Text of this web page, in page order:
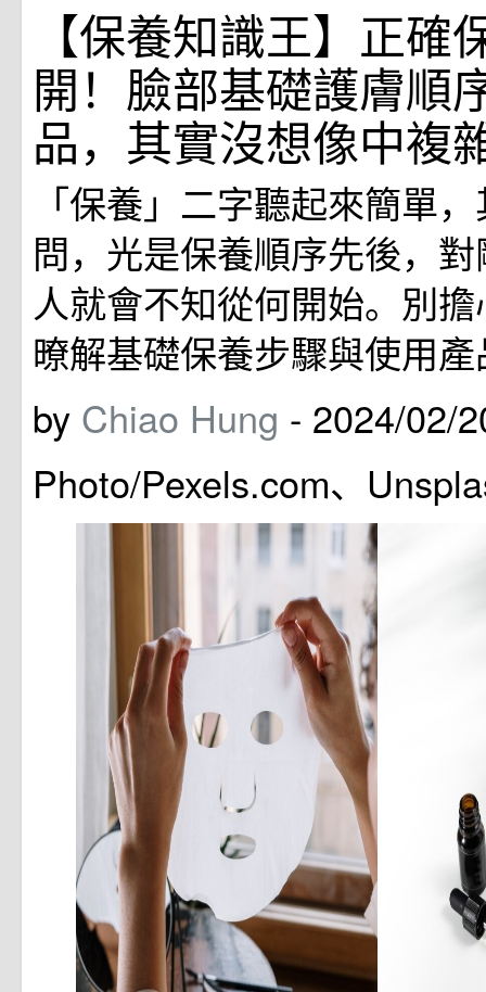
【保養知識王】正確
開！臉部基礎護膚順
品，其實沒想像中複
「保養」二字聽起來簡單
問，光是保養順序先後，
人就會不知從何開始。別
暸解基礎保養步驟與使用
by Chiao Hung - 2024/02/
Photo/Pexels.com、